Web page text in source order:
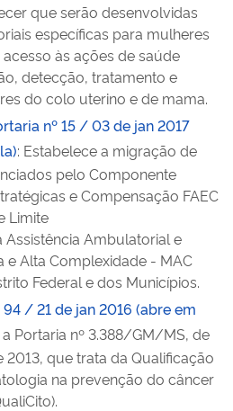
que serão desenvolvidas
específicas para mulheres
às ações de saúde
detecção, tratamento e
do colo uterino e de mama.
nº 15 / 03 de jan 2017
: Estabelece a migração de
pelo Componente
e Compensação FAEC
Limite
Assistência Ambulatorial e
e Alta Complexidade - MAC
Federal e dos Municípios.
/ 21 de jan 2016 (abre em
a Portaria nº 3.388/GM/MS, de
que trata da Qualificação
na prevenção do câncer